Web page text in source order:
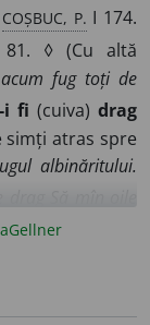
COȘBUC, P. I 174.
◊ (Cu altă
fug toți de
i fi (cuiva)drag
simți atras spre
albinăritului.
drag Să mîn oile
de fag!
drag= a iubi